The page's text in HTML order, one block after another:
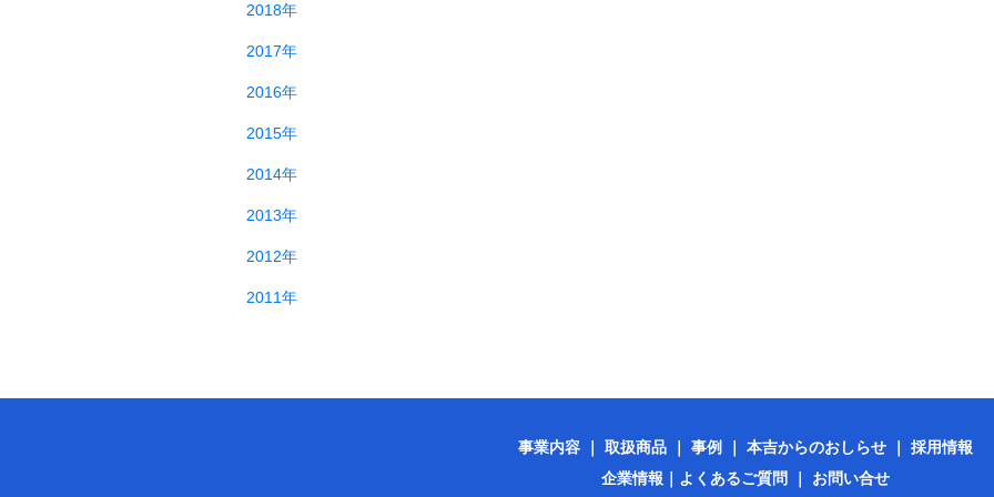
2018年
2017年
2016年
2015年
2014年
2013年
2012年
2011年
事業内容 取扱商品 事例 本吉からのおしらせ
採用情報
企業情報
よくあるご質問 お問い合せ